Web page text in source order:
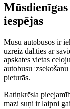
iespējas
Mūsu autobusos ir
uzreiz dalīties ar
apskates vietas
autobusu
pieturās.
Ratiņkrēsla
mazi suņi ir laipni